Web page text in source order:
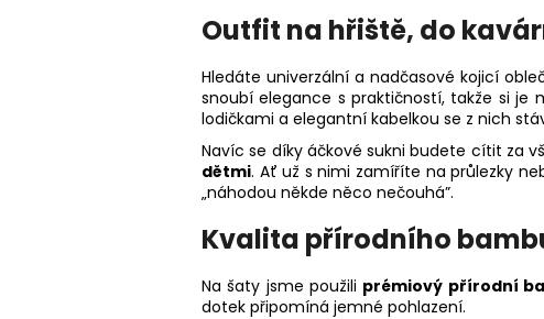
Outfit na hřiště, do
Hledáte univerzální a nadčasové kojicí
snoubí elegance s praktičností, takže si je
lodičkami a elegantní kabelkou se z nich
Navíc se díky áčkové sukni budete cítit za
dětmi. Ať už s nimi zamíříte na průlezky
„náhodou někde něco nečouhá”.
Kvalita přírodního
Na šaty jsme použili prémiový přírodní
dotek připomíná jemné pohlazení.